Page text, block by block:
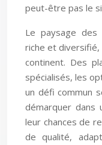
peut-être pas le
Le paysage
riche et
continent. Des
spécialisés, les
un défi commun
démarquer dans
leur chances de
de qualité,